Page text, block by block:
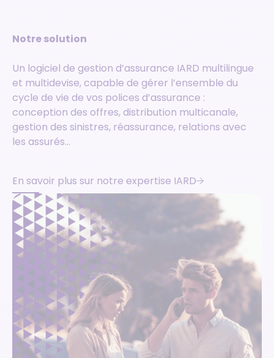
Notre solution
Un logiciel de gestion d’assurance IARD multilingue
et multidevise, capable de gérer l’ensemble du
cycle de vie de vos polices d’assurance :
conception des offres, distribution multicanale,
gestion des sinistres, réassurance, relations avec
les assurés…
En savoir plus sur notre expertise IARD